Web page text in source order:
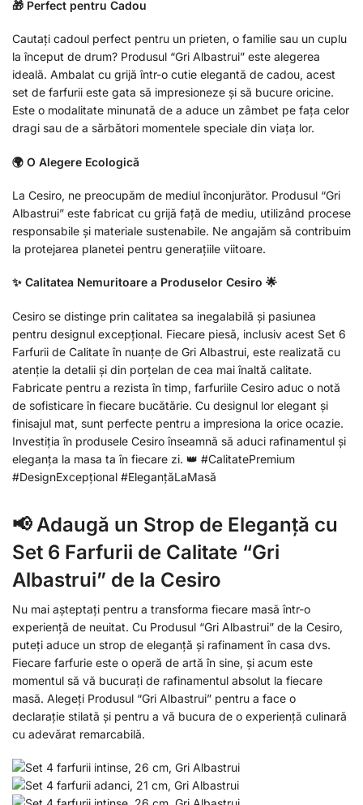
🎁 Perfect pentru Cadou
Cautați cadoul perfect pentru un prieten, o familie sau un cuplu
la început de drum? Produsul “Gri Albastrui” este alegerea
ideală. Ambalat cu grijă într-o cutie elegantă de cadou, acest
set de farfurii este gata să impresioneze și să bucure oricine.
Este o modalitate minunată de a aduce un zâmbet pe fața celor
dragi sau de a sărbători momentele speciale din viața lor.
🌍 O Alegere Ecologică
La Cesiro, ne preocupăm de mediul înconjurător. Produsul “Gri
Albastrui” este fabricat cu grijă față de mediu, utilizând procese
responsabile și materiale sustenabile. Ne angajăm să contribuim
la protejarea planetei pentru generațiile viitoare.
✨ Calitatea Nemuritoare a Produselor Cesiro 🌟
Cesiro se distinge prin calitatea sa inegalabilă și pasiunea
pentru designul excepțional. Fiecare piesă, inclusiv acest Set 6
Farfurii de Calitate în nuanțe de Gri Albastrui, este realizată cu
atenție la detalii și din porțelan de cea mai înaltă calitate.
Fabricate pentru a rezista în timp, farfuriile Cesiro aduc o notă
de sofisticare în fiecare bucătărie. Cu designul lor elegant și
finisajul mat, sunt perfecte pentru a impresiona la orice ocazie.
Investiția în produsele Cesiro înseamnă să aduci rafinamentul și
eleganța la masa ta în fiecare zi. 👑 #CalitatePremium
#DesignExcepțional #EleganțăLaMasă
📢 Adaugă un Strop de Eleganță cu
Set 6 Farfurii de Calitate “Gri
Albastrui” de la Cesiro
Nu mai așteptați pentru a transforma fiecare masă într-o
experiență de neuitat. Cu Produsul “Gri Albastrui” de la Cesiro,
puteți aduce un strop de eleganță și rafinament în casa dvs.
Fiecare farfurie este o operă de artă în sine, și acum este
momentul să vă bucurați de rafinamentul absolut la fiecare
masă. Alegeți Produsul “Gri Albastrui” pentru a face o
declarație stilată și pentru a vă bucura de o experiență culinară
cu adevărat remarcabilă.